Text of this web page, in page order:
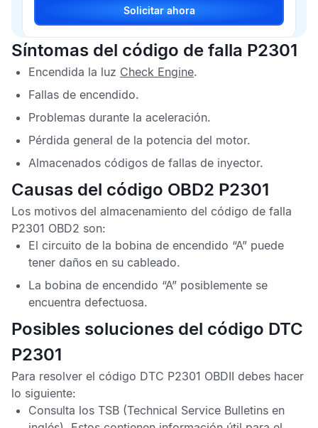
Solicitar ahora
Síntomas del código de falla P2301
Encendida la luz Check Engine.
Fallas de encendido.
Problemas durante la aceleración.
Pérdida general de la potencia del motor.
Almacenados códigos de fallas de inyector.
Causas del código OBD2 P2301
Los motivos del almacenamiento del código de falla
P2301 OBD2 son:
El circuito de la bobina de encendido “A” puede
tener daños en su cableado.
La bobina de encendido “A” posiblemente se
encuentra defectuosa.
Posibles soluciones del código DTC
P2301
Para resolver el código DTC P2301 OBDII debes hacer
lo siguiente:
Consulta los TSB (Technical Service Bulletins en